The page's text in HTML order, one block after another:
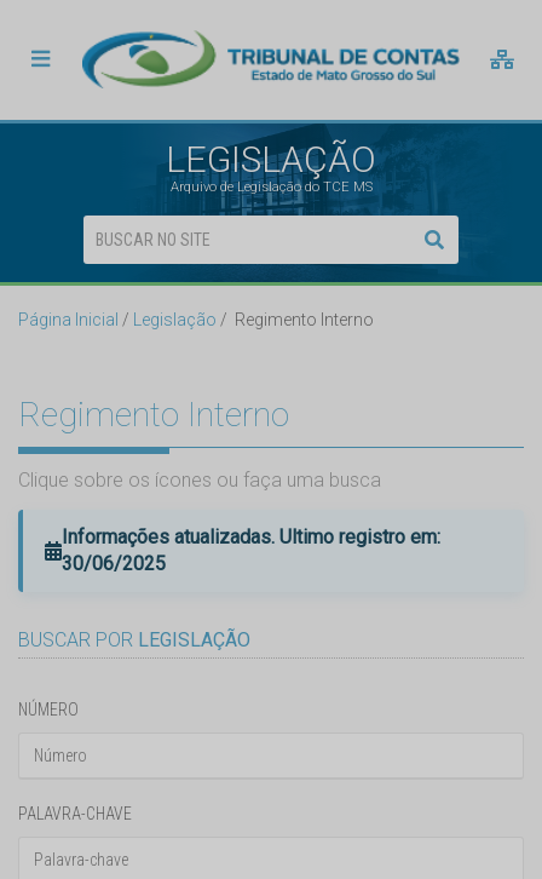
LEGISLAÇÃO
Arquivo de Legislação do TCE MS
Página Inicial Legislação Regimento Interno
Regimento Interno
Clique sobre os ícones ou faça uma busca
Informações atualizadas. Ultimo registro em:
30/06/2025
BUSCAR POR LEGISLAÇÃO
NÚMERO
PALAVRA-CHAVE